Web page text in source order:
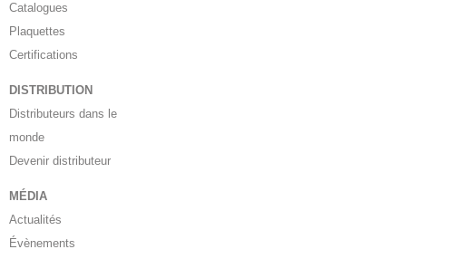
Catalogues
Plaquettes
Certifications
DISTRIBUTION
Distributeurs dans le
monde
Devenir distributeur
MÉDIA
Actualités
Évènements